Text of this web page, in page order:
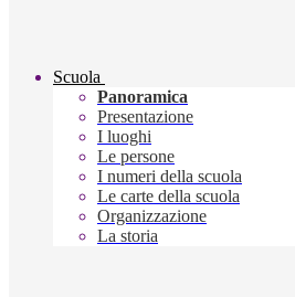
Scuola
Panoramica
Presentazione
I luoghi
Le persone
I numeri della scuola
Le carte della scuola
Organizzazione
La storia